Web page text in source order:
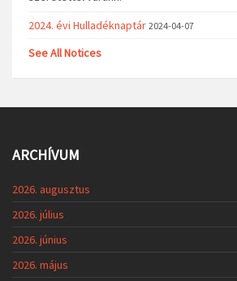
2024. évi Hulladéknaptár 2024-04-07
See All Notices
ARCHÍVUM
2026. augusztus
2026. július
2026. június
2026. május